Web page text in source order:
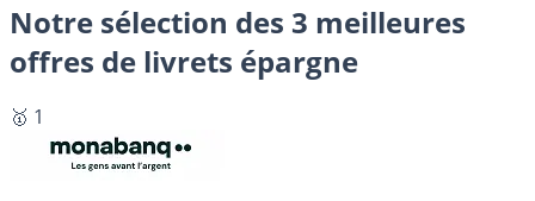
Notre sélection des 3 meilleures
offres de livrets épargne
🥇 1